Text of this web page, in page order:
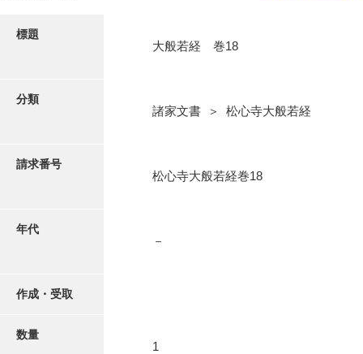
写真・絵はがき
近代刊行写真帳類
標題
大般若経 巻18
分類
諸家文書 ＞ 松心寺大般若経
請求番号
松心寺大般若経巻18
年代
－
作成・受取
数量
1